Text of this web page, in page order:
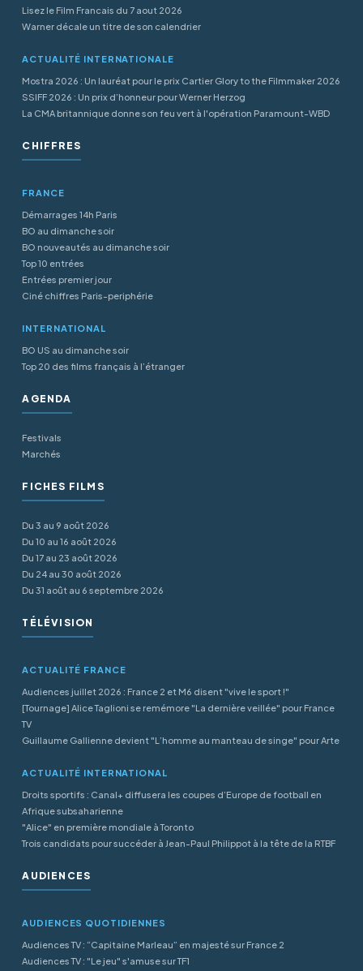
Lisez le Film Francais du 7 aout 2026
Warner décale un titre de son calendrier
ACTUALITÉ INTERNATIONALE
Mostra 2026 : Un lauréat pour le prix Cartier Glory to the Filmmaker 2026
SSIFF 2026 : Un prix d’honneur pour Werner Herzog
La CMA britannique donne son feu vert à l'opération Paramount-WBD
CHIFFRES
FRANCE
Démarrages 14h Paris
BO au dimanche soir
BO nouveautés au dimanche soir
Top 10 entrées
Entrées premier jour
Ciné chiffres Paris-periphérie
INTERNATIONAL
BO US au dimanche soir
Top 20 des films français à l’étranger
AGENDA
Festivals
Marchés
FICHES FILMS
Du 3 au 9 août 2026
Du 10 au 16 août 2026
Du 17 au 23 août 2026
Du 24 au 30 août 2026
Du 31 août au 6 septembre 2026
TÉLÉVISION
ACTUALITÉ FRANCE
Audiences juillet 2026 : France 2 et M6 disent "vive le sport !"
[Tournage] Alice Taglioni se remémore "La dernière veillée" pour France
TV
Guillaume Gallienne devient "L’homme au manteau de singe" pour Arte
ACTUALITÉ INTERNATIONAL
Droits sportifs : Canal+ diffusera les coupes d’Europe de football en
Afrique subsaharienne
"Alice" en première mondiale à Toronto
Trois candidats pour succéder à Jean-Paul Philippot à la tête de la RTBF
AUDIENCES
AUDIENCES QUOTIDIENNES
Audiences TV : “Capitaine Marleau” en majesté sur France 2
Audiences TV : "Le jeu" s'amuse sur TF1